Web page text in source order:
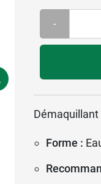
-
Forme :